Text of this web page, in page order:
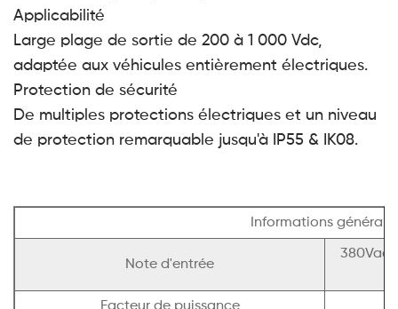
Applicabilité
Large plage de sortie de 200 à 1 000 Vdc,
adaptée aux véhicules entièrement électriques.
Protection de sécurité
De multiples protections électriques et un niveau
de protection remarquable jusqu'à IP55 & IK08.
Informations
Note d'entrée
Facteur de puissance